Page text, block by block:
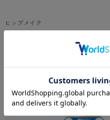
ヒップメイク
（税込）